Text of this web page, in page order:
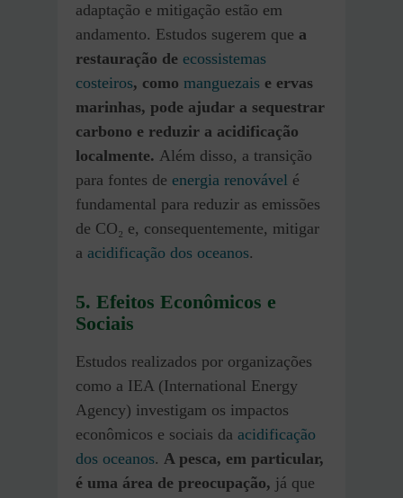
adaptação e mitigação estão em
andamento. Estudos sugerem que a
restauração de ecossistemas
costeiros, como manguezais e ervas
marinhas, pode ajudar a sequestrar
carbono e reduzir a acidificação
localmente. Além disso, a transição
para fontes de energia renovável é
fundamental para reduzir as emissões
de CO₂ e, consequentemente, mitigar
a acidificação dos oceanos.
5. Efeitos Econômicos e
Sociais
Estudos realizados por organizações
como a IEA (International Energy
Agency) investigam os impactos
econômicos e sociais da acidificação
dos oceanos. A pesca, em particular,
é uma área de preocupação, já que